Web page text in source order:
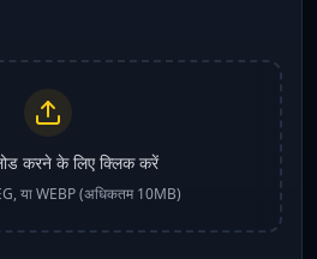
करने के लिए क्लिक करें
या WEBP (अधिकतम 10MB)